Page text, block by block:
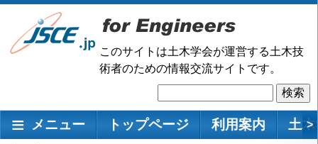
メ
ン
このサイトは土木学会が運営する土木技
術者のための情報交流サイトです。
索
メインナビゲーション
メニュー トップページ 利用案内 土 >